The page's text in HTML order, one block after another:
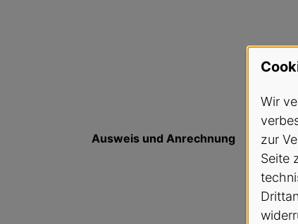
Ausweis und Anrechnung
Wir
zur
Seite